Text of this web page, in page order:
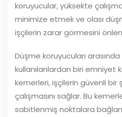
koruyucular, yüksekte
minimize etmek ve olası
işçilerin zarar görmesini
Düşme koruyucuları arasında
kullanılanlardan biri emniyet
kemerleri, işçilerin güvenli bir
çalışmasını sağlar. Bu
sabitlenmiş noktalara